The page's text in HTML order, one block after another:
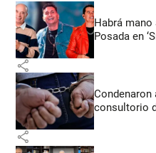
Habrá
Posada en
share
Condenaron
consultorio
share